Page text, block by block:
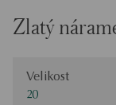
Zlatý
Velikost
20